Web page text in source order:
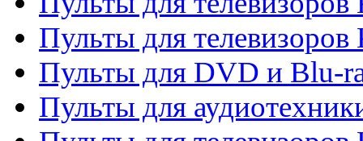
Пульты для телевизоров
Пульты для DVD и Blu-
Пульты для